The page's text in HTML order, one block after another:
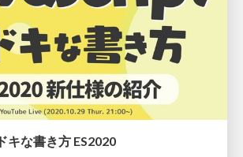
キな書き方 ES2020